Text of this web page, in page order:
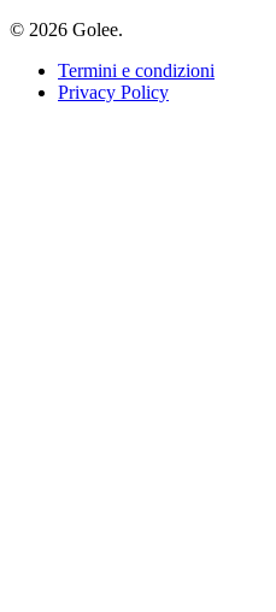
© 2026 Golee.
Termini e condizioni
Privacy Policy